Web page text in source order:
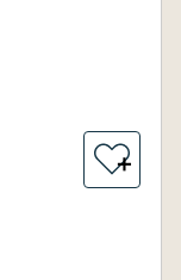
＋